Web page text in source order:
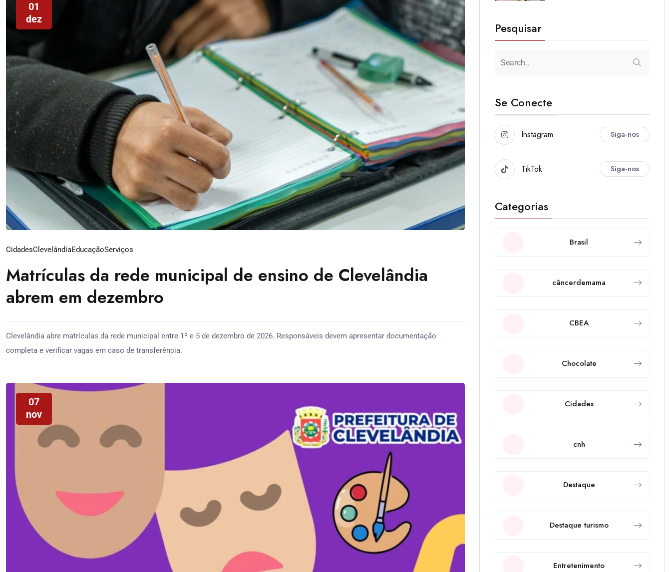
01
dez
CidadesClevelândiaEducaçãoServiços
Matrículas da rede municipal de ensino de Clevelândia
abrem em dezembro
Clevelândia abre matrículas da rede municipal entre 1º e 5 de dezembro de 2026. Responsáveis devem apresentar documentação
completa e verificar vagas em caso de transferência.
07
nov
Pesquisar
Se Conecte
Instagram Siga-nos
TikTok Siga-nos
Categorias
Brasil
câncerdemama
CBEA
Chocolate
Cidades
cnh
Destaque
Destaque turismo
Entretenimento